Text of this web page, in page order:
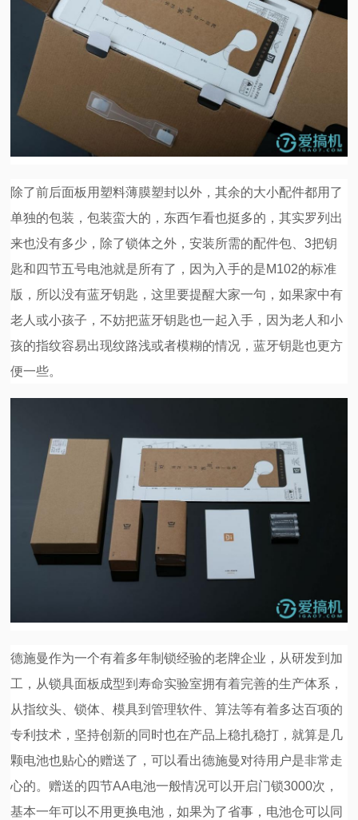
除了前后面板用塑料薄膜塑封以外，其余的大小配件都用了
单独的包装，包装蛮大的，东西乍看也挺多的，其实罗列出
来也没有多少，除了锁体之外，安装所需的配件包、3把钥
匙和四节五号电池就是所有了，因为入手的是M102的标准
版，所以没有蓝牙钥匙，这里要提醒大家一句，如果家中有
老人或小孩子，不妨把蓝牙钥匙也一起入手，因为老人和小
孩的指纹容易出现纹路浅或者模糊的情况，蓝牙钥匙也更方
便一些。
德施曼作为一个有着多年制锁经验的老牌企业，从研发到加
工，从锁具面板成型到寿命实验室拥有着完善的生产体系，
从指纹头、锁体、模具到管理软件、算法等有着多达百项的
专利技术，坚持创新的同时也在产品上稳扎稳打，就算是几
颗电池也贴心的赠送了，可以看出德施曼对待用户是非常走
心的。赠送的四节AA电池一般情况可以开启门锁3000次，
基本一年可以不用更换电池，如果为了省事，电池仓可以同